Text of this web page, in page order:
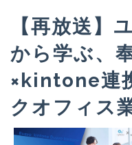
【再放送】
から学ぶ、
×kintone連
クオフィス